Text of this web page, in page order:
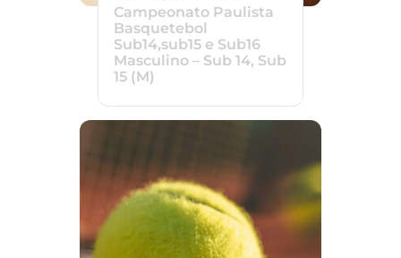
Campeonato Paulista
Basquetebol
Sub14,sub15 e Sub16
Masculino – Sub 14, Sub
15 (M)